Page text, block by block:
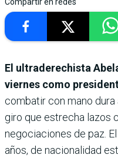
El ultraderechista
viernes como
combatir con mano dura
giro que estrecha lazos
negociaciones de paz.
años, de nacionalidad